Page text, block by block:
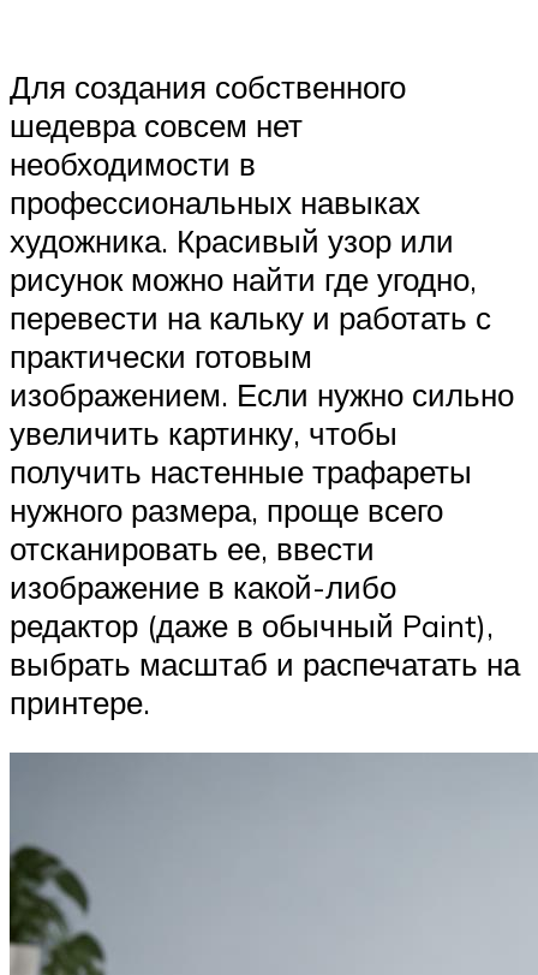
Для создания собственного
шедевра совсем нет
необходимости в
профессиональных навыках
художника. Красивый узор или
рисунок можно найти где угодно,
перевести на кальку и работать с
практически готовым
изображением. Если нужно сильно
увеличить картинку, чтобы
получить настенные трафареты
нужного размера, проще всего
отсканировать ее, ввести
изображение в какой-либо
редактор (даже в обычный Paint),
выбрать масштаб и распечатать на
принтере.